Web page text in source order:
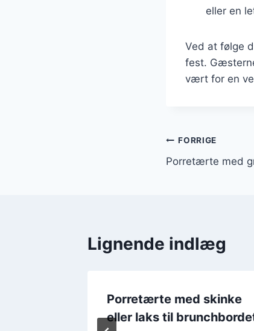
eller en
Ved at følge
fest.
vært for en
FORRIGE
Porretærte med
Lignende indlæg
Porretærte med skinke
eller laks til